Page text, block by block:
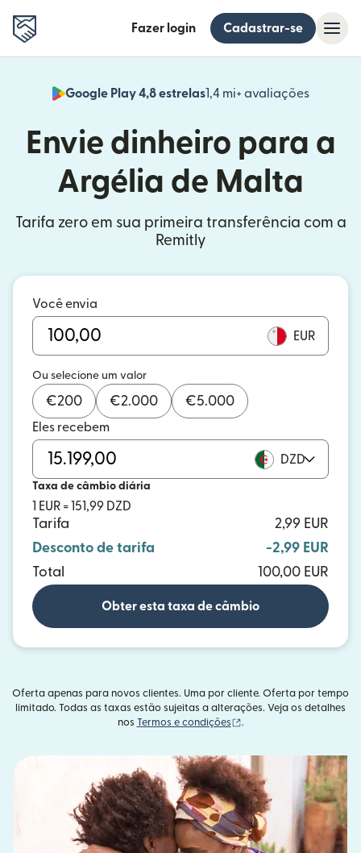
Fazer login Cadastrar-se
Google Play 4,8 estrelas1,4 mi+ avaliações
(abre
Envie dinheiro para a
Argélia de Malta
Tarifa zero em sua primeira transferência com a
Remitly
Você envia
EUR
Ou selecione um valor
€200 €2.000 €5.000
Eles recebem
DZD
Taxa de câmbio diária
1 EUR = 151,99 DZD
Tarifa
2,99 EUR
Desconto de tarifa
-2,99 EUR
Total
100,00 EUR
Obter esta taxa de câmbio
Oferta apenas para novos clientes. Uma por cliente. Oferta por tempo
limitado. Todas as taxas estão sujeitas a alterações. Veja os detalhes
nos Termos e condições (abre em uma nova
.